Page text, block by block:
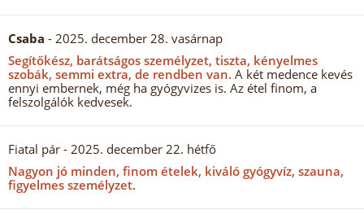
Csaba - 2025. december 28. vasárnap
Segítőkész, barátságos személyzet, tiszta, kényelmes
szobák, semmi extra, de rendben van. A két medence kevés
ennyi embernek, még ha gyógyvizes is. Az étel finom, a
felszolgálók kedvesek.
Fiatal pár - 2025. december 22. hétfő
Nagyon jó minden, finom ételek, kiváló gyógyvíz, szauna,
figyelmes személyzet.